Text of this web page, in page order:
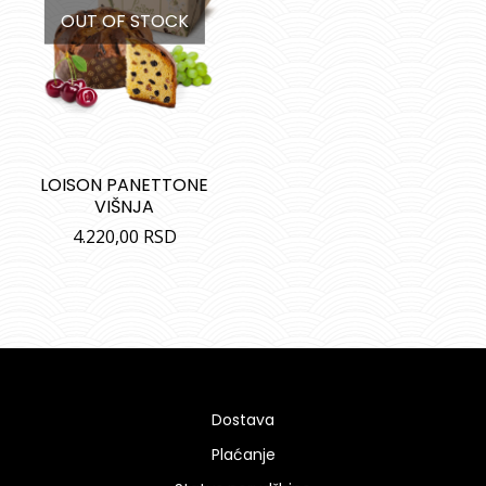
OUT OF STOCK
LOISON PANETTONE
VIŠNJA
4.220,00 RSD
Dostava
Plaćanje